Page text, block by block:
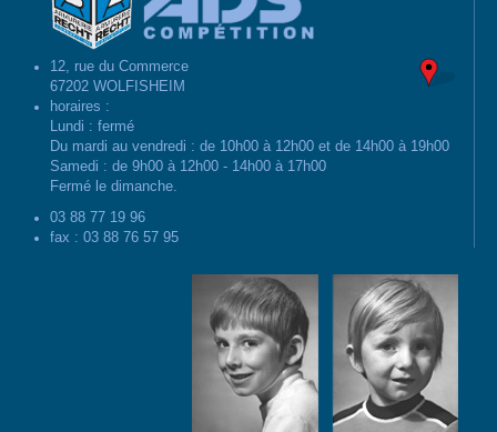
12, rue du Commerce
67202 WOLFISHEIM
horaires :
Lundi : fermé
Du mardi au vendredi : de 10h00 à 12h00 et de 14h00 à 19h00
Samedi : de 9h00 à 12h00 - 14h00 à 17h00
Fermé le dimanche.
03 88 77 19 96
fax : 03 88 76 57 95